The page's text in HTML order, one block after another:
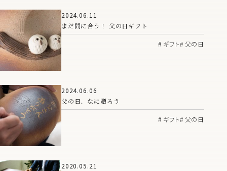
2024.06.11
まだ間に合う！ 父の日ギフト
ギフト 父の日
2024.06.06
父の日、なに贈ろう
ギフト 父の日
2020.05.21